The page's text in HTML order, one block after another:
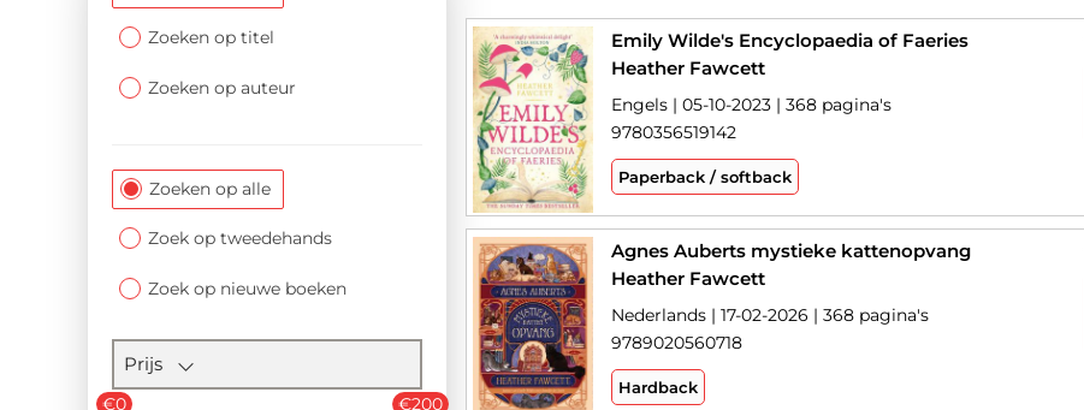
Zoeken op titel
Zoeken op auteur
Zoeken op alle
Zoek op tweedehands
Zoek op nieuwe boeken
Prijs
€0 €200
Emily Wilde's Encyclopaedia of Faeries
Heather Fawcett
Engels | 05-10-2023 | 368 pagina's
9780356519142
Paperback / softback
Agnes Auberts mystieke kattenopvang
Heather Fawcett
Nederlands | 17-02-2026 | 368 pagina's
9789020560718
Hardback